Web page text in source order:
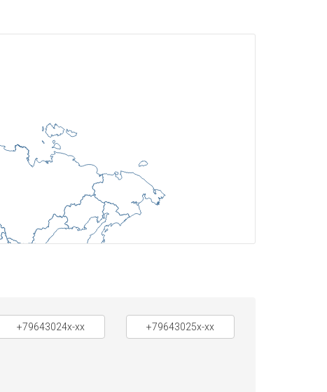
+79643024x-xx +79643025x-xx